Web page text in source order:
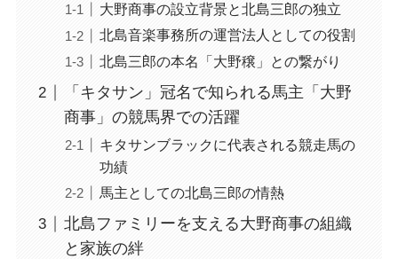
大野商事の設立背景と北島三郎の独立
北島音楽事務所の運営法人としての役割
北島三郎の本名「大野穣」との繋がり
「キタサン」冠名で知られる馬主「大野
商事」の競馬界での活躍
キタサンブラックに代表される競走馬の
功績
馬主としての北島三郎の情熱
北島ファミリーを支える大野商事の組織
と家族の絆